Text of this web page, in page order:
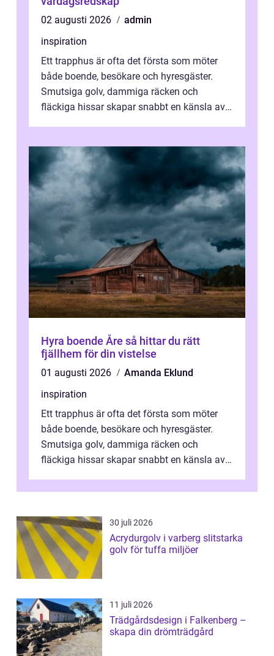
02 augusti 2026
admin
inspiration
Ett trapphus är ofta det första som möter
både boende, besökare och hyresgäster.
Smutsiga golv, dammiga räcken och
fläckiga hissar skapar snabbt en känsla av
Hyra boende Åre så hittar du rätt
fjällhem för din vistelse
01 augusti 2026
Amanda Eklund
inspiration
Ett trapphus är ofta det första som möter
både boende, besökare och hyresgäster.
Smutsiga golv, dammiga räcken och
fläckiga hissar skapar snabbt en känsla av
omtan...
30 juli 2026
Acrydurgolv i varberg slitstarka
golv för tuffa miljöer
11 juli 2026
Trädgårdsdesign i Falkenberg –
skapa din drömträdgård